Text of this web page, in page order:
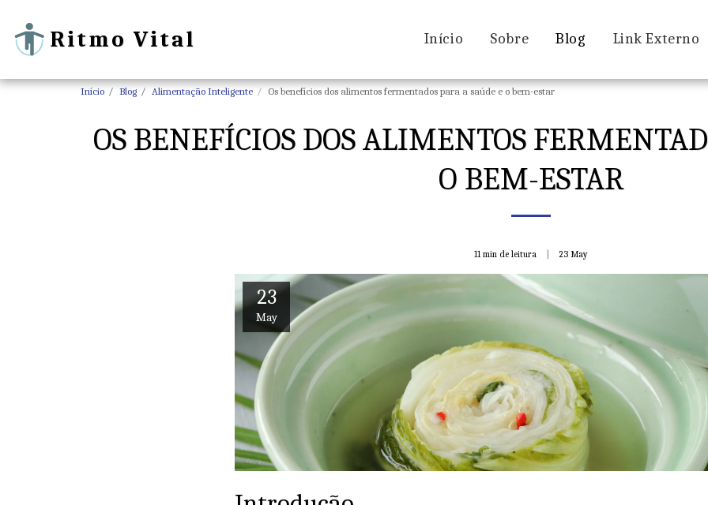
Ritmo Vital Início Sobre Blog Link Externo
Início Blog Alimentação Inteligente Os benefícios dos alimentos fermentados para a saúde e o bem-estar
OS BENEFÍCIOS DOS ALIMENTOS
O BEM-ESTAR
11 min de leitura 23 May
23
May